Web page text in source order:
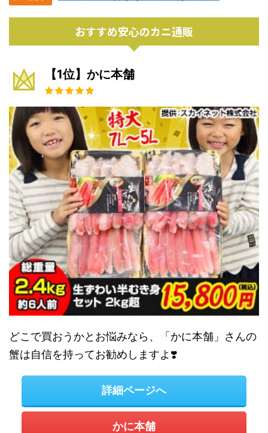
おすすめ安心のカニ通販
【1位】かに本舗
どこで買おうかとお悩みなら、「かに本舗」さんの
蟹は自信を持ってお勧めしますよ❣️
詳細ページへ
かに本舗